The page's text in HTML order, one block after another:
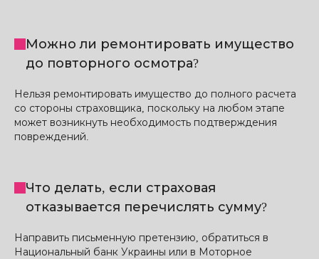
Можно ли ремонтировать имущество
до повторного осмотра?
Нельзя ремонтировать имущество до полного расчета
со стороны страховщика, поскольку на любом этапе
может возникнуть необходимость подтверждения
повреждений.
Что делать, если страховая
отказывается перечислять сумму?
Направить письменную претензию, обратиться в
Национальный банк Украины или в Моторное